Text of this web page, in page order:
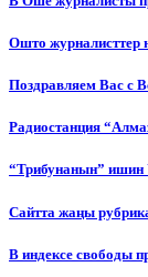
Ошто журналисттер
Поздравляем Вас с
Радиостанция
“Трибунанын”
Сайтта жаңы
В индексе свободы